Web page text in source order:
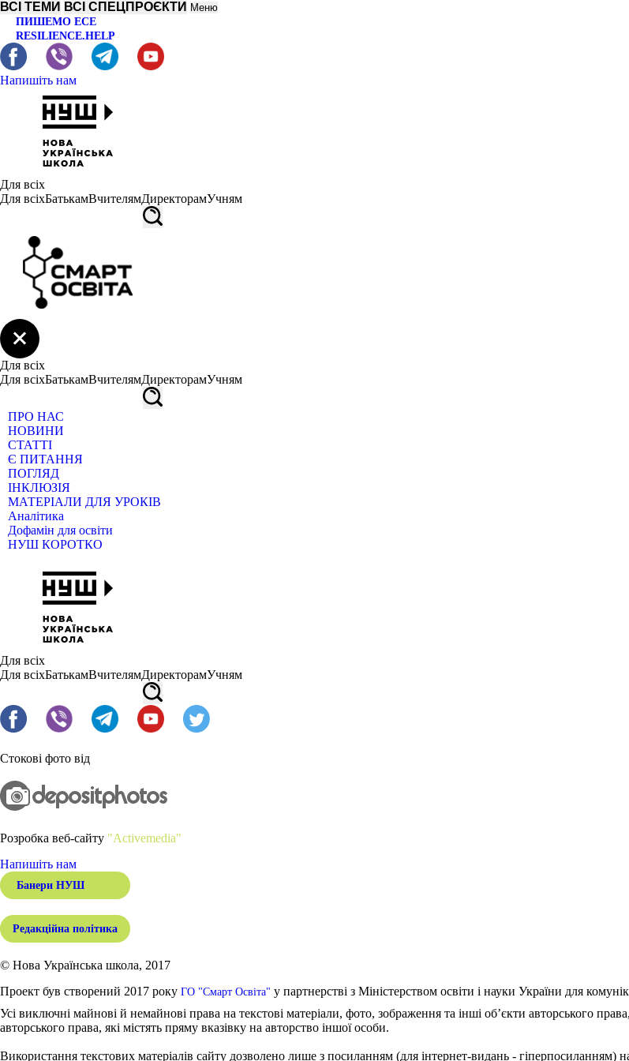
ВСІ ТЕМИ ВСІ СПЕЦПРОЄКТИ Меню
ПИШЕМО ЕСЕ
RESILIENCE.HELP
Напишіть нам
Для всіх
Для всіхБатькамВчителямДиректорамУчням
Для всіх
Для всіхБатькамВчителямДиректорамУчням
ПРО НАС
НОВИНИ
СТАТТІ
Є ПИТАННЯ
ПОГЛЯД
ІНКЛЮЗІЯ
МАТЕРІАЛИ ДЛЯ УРОКІВ
Аналітика
Дофамін для освіти
НУШ КОРОТКО
Для всіх
Для всіхБатькамВчителямДиректорамУчням
Стокові фото від
Розробка веб-сайту "Activemedia"
Напишіть нам
Банери НУШ
Редакційна політика
© Нова Українська школа, 2017
Проект був створений 2017 року ГО "Смарт Освіта" у партнерстві з Міністерством освіти і науки України для
Усі виключні майнові й немайнові права на текстові матеріали, фото, зображення та інші об’єкти авторського
авторського права, які містять пряму вказівку на авторство іншої особи.
Використання текстових матеріалів сайту дозволено лише з посиланням (для інтернет-видань -